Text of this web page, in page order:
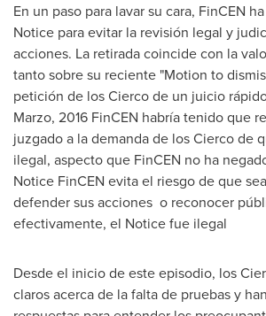
En un paso para lavar su cara, FinCEN
Notice para evitar la revisión legal y
acciones. La retirada coincide con la
tanto sobre su reciente "Motion to
petición de los Cierco de un juicio
Marzo, 2016 FinCEN habría tenido que
juzgado a la demanda de los Cierco de
ilegal, aspecto que FinCEN no ha
Notice FinCEN evita el riesgo de que
defender sus acciones o reconocer
efectivamente, el Notice fue ilegal
Desde el inicio de este episodio, los
claros acerca de la falta de pruebas y